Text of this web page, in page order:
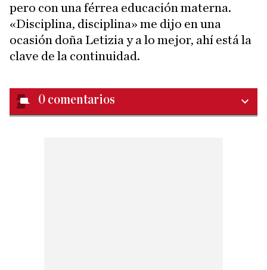
pero con una férrea educación materna.
«Disciplina, disciplina» me dijo en una
ocasión doña Letizia y a lo mejor, ahí está la
clave de la continuidad.
0 comentarios